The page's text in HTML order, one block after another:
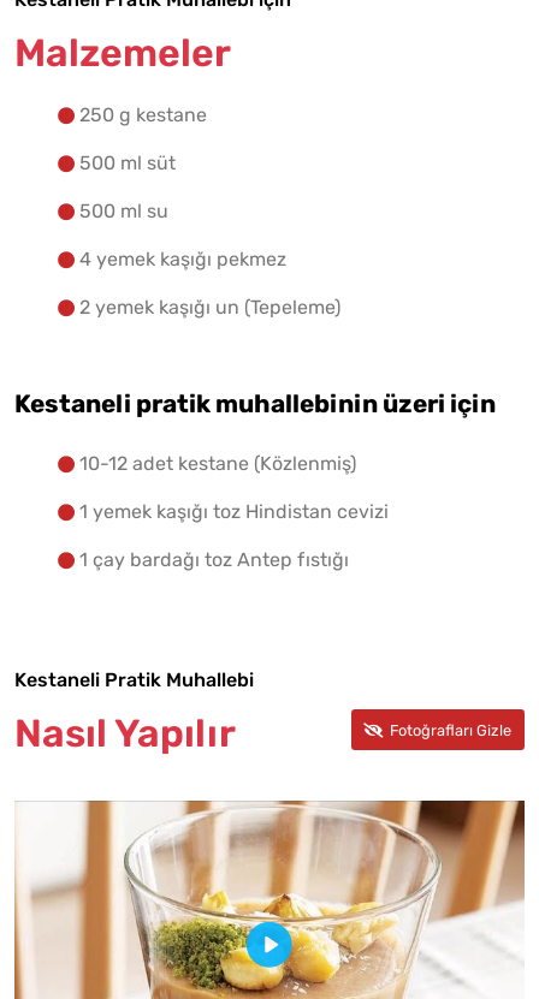
Malzemeler
250 g kestane
500 ml süt
500 ml su
4 yemek kaşığı pekmez
2 yemek kaşığı un (Tepeleme)
Kestaneli pratik muhallebinin üzeri için
10-12 adet kestane (Közlenmiş)
1 yemek kaşığı toz Hindistan cevizi
1 çay bardağı toz Antep fıstığı
Kestaneli Pratik Muhallebi
Nasıl Yapılır